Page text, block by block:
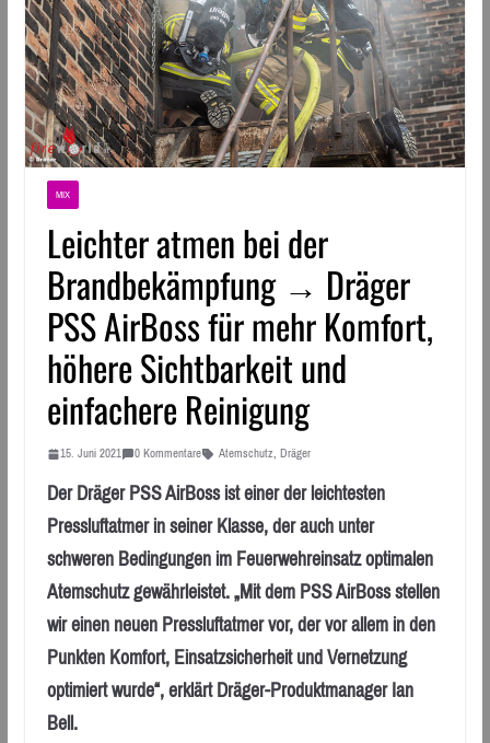
MIX
Leichter atmen bei der
Brandbekämpfung → Dräger
PSS AirBoss für mehr Komfort,
höhere Sichtbarkeit und
einfachere Reinigung
15. Juni 2021 0 Kommentare Atemschutz, Dräger
Der Dräger PSS AirBoss ist einer der leichtesten
Pressluftatmer in seiner Klasse, der auch unter
schweren Bedingungen im Feuerwehreinsatz optimalen
Atemschutz gewährleistet. „Mit dem PSS AirBoss stellen
wir einen neuen Pressluftatmer vor, der vor allem in den
Punkten Komfort, Einsatzsicherheit und Vernetzung
optimiert wurde“, erklärt Dräger-Produktmanager Ian
Bell.